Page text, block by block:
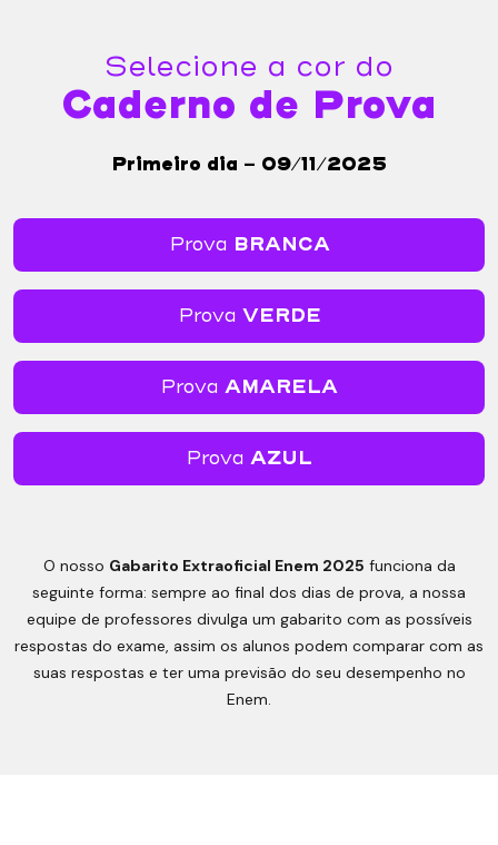
Selecione a cor do
Caderno de Prova
Primeiro dia - 09/11/2025
Prova BRANCA
Prova VERDE
Prova AMARELA
Prova AZUL
O nosso Gabarito Extraoficial Enem 2025 funciona da
seguinte forma: sempre ao final dos dias de prova, a nossa
equipe de professores divulga um gabarito com as possíveis
respostas do exame, assim os alunos podem comparar com as
suas respostas e ter uma previsão do seu desempenho no
Enem.